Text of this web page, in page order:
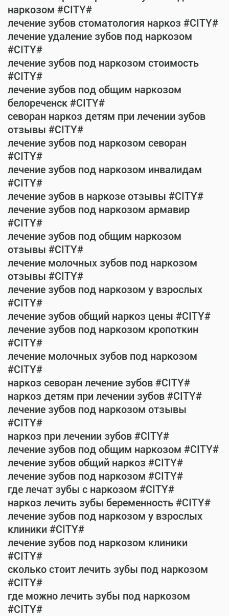
наркозом #CITY#
лечение зубов стоматология наркоз #CITY#
лечение удаление зубов под наркозом
#CITY#
лечение зубов под наркозом стоимость
#CITY#
лечение зубов под общим наркозом
белореченск #CITY#
севоран наркоз детям при лечении зубов
отзывы #CITY#
лечение зубов под наркозом севоран
#CITY#
лечение зубов под наркозом инвалидам
#CITY#
лечение зубов в наркозе отзывы #CITY#
лечение зубов под наркозом армавир
#CITY#
лечение зубов под общим наркозом
отзывы #CITY#
лечение молочных зубов под наркозом
отзывы #CITY#
лечение зубов под наркозом у взрослых
#CITY#
лечение зубов общий наркоз цены #CITY#
лечение зубов под наркозом кропоткин
#CITY#
лечение молочных зубов под наркозом
#CITY#
наркоз севоран лечение зубов #CITY#
наркоз детям при лечении зубов #CITY#
лечение зубов под наркозом отзывы
#CITY#
наркоз при лечении зубов #CITY#
лечение зубов под общим наркозом #CITY#
лечение зубов общий наркоз #CITY#
лечение зубов под наркозом #CITY#
где лечат зубы с наркозом #CITY#
наркоз лечить зубы беременность #CITY#
лечение зубов под наркозом у взрослых
клиники #CITY#
лечение зубов под наркозом клиники
#CITY#
сколько стоит лечить зубы под наркозом
#CITY#
где можно лечить зубы под наркозом
#CITY#